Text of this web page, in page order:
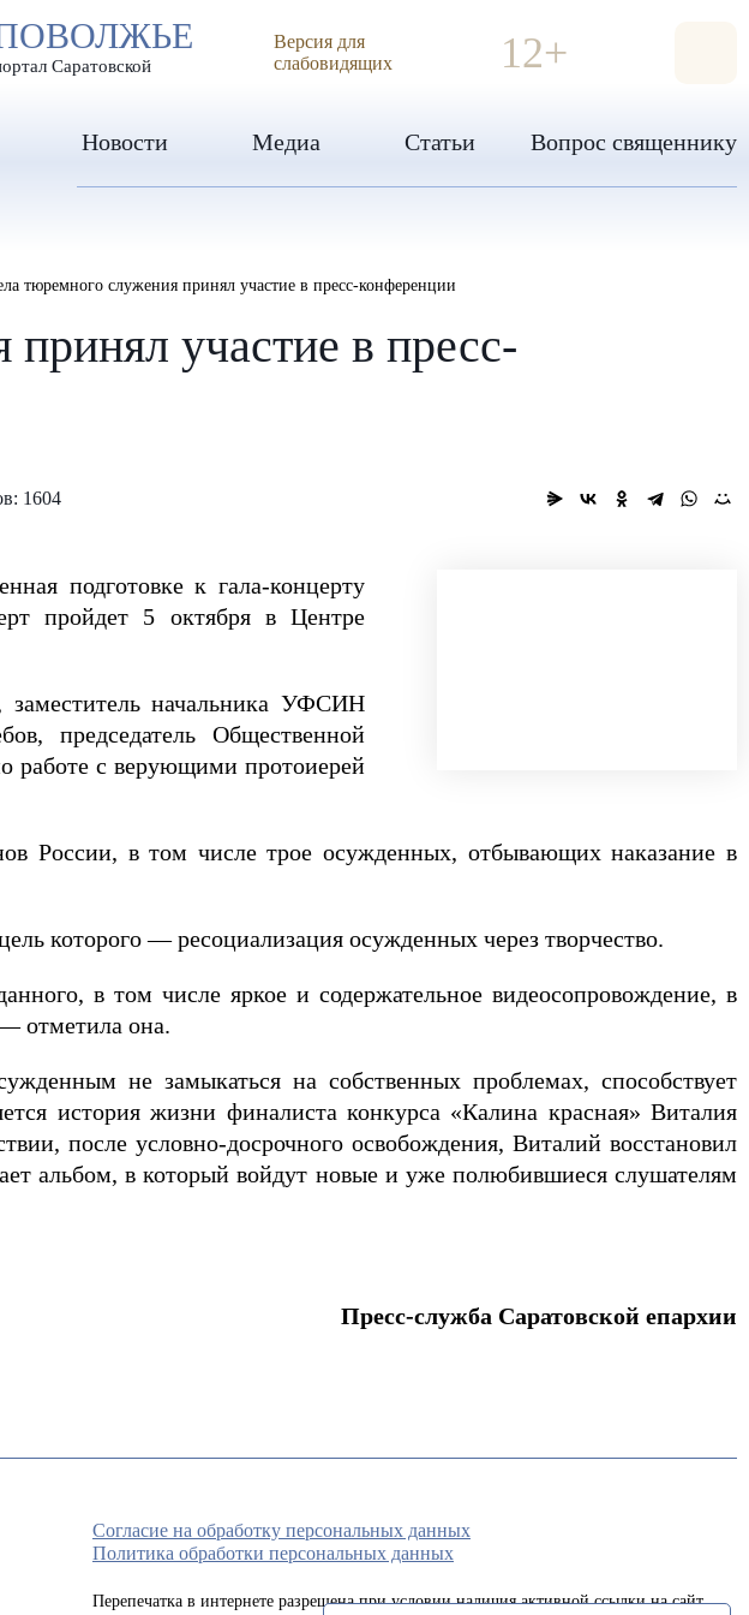
ИЗОБРАЖЕНИЯ
Саратовской
Версия для
слабовидящих
12+
Новости Медиа Статьи Вопрос священнику
тюремного служения принял участие в пресс-конференции
участие в пресс-
1604
подготовке к гала-концерту
пройдет 5 октября в Центре
заместитель начальника УФСИН
председатель Общественной
с верующими протоиерей
России, в том числе трое осужденных, отбывающих наказание в
которого — ресоциализация осужденных через творчество.
в том числе яркое и содержательное видеосопровождение, в
отметила она.
не замыкаться на собственных проблемах, способствует
история жизни финалиста конкурса «Калина красная» Виталия
после условно-досрочного освобождения, Виталий восстановил
альбом, в который войдут новые и уже полюбившиеся слушателям
Пресс-служба Саратовской епархии
Согласие на обработку персональных данных
Политика обработки персональных данных
Перепечатка в интернете разрешена при условии наличия активной ссылки на сайт